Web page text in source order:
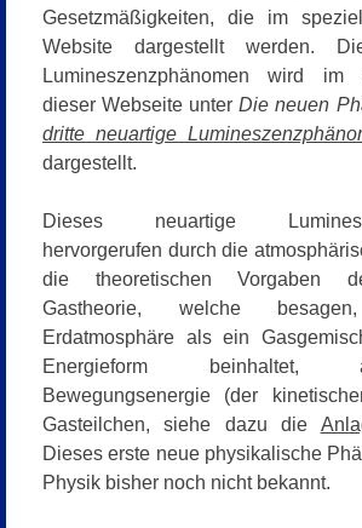
Gesetzmäßigkeiten, die im
Website dargestellt werden.
Lumineszenzphänomen wird im
dieser Webseite unterDie neuen
dritte neuartige
dargestellt.
Dieses neuartige
hervorgerufen durch die
die theoretischen Vorgaben
Gastheorie, welche
Erdatmosphäre als ein
Energieform
Bewegungsenergie (der
Gasteilchen, siehe dazu die
Dieses erste neue physikalische
Physik bisher noch nicht bekannt.